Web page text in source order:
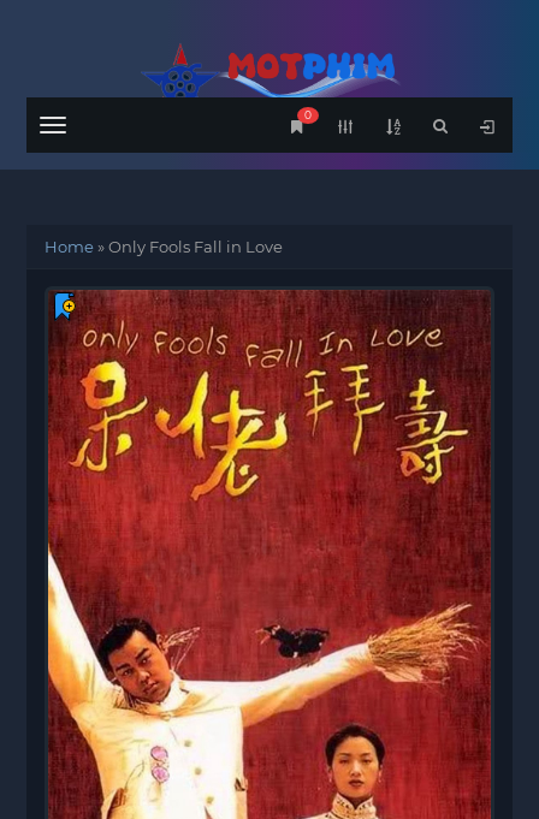
Menu
0
Home»Only Fools Fall in Love